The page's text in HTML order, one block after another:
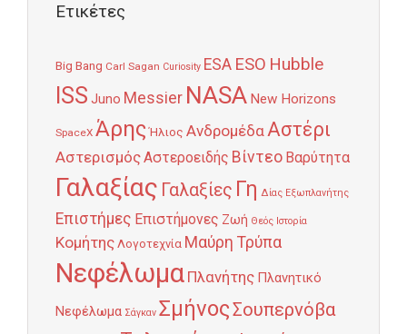
Ετικέτες
Big Bang Carl Sagan Curiosity ESA ESO Hubble
ISS Juno Messier NASA New Horizons
SpaceX Άρης Ήλιος ΑνδρομέδαΑστέρι
ΑστερισμόςΑστεροειδής Βίντεο Βαρύτητα
Γαλαξίας Γαλαξίες Γη Δίας Εξωπλανήτης
Επιστήμες Επιστήμονες Ζωή Θεός Ιστορία
Κομήτης Λογοτεχνία Μαύρη Τρύπα
Νεφέλωμα Πλανήτης Πλανητικό
Νεφέλωμα Σάγκαν ΣμήνοςΣουπερνόβα